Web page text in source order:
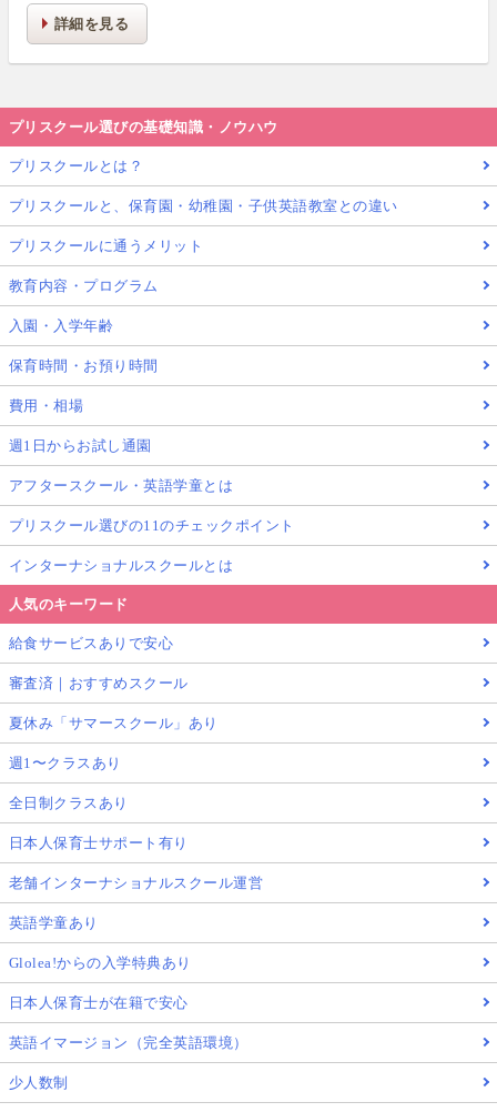
詳細を見る
プリスクール選びの基礎知識・ノウハウ
プリスクールとは？
プリスクールと、保育園・幼稚園・子供英語教室との違い
プリスクールに通うメリット
教育内容・プログラム
入園・入学年齢
保育時間・お預り時間
費用・相場
週1日からお試し通園
アフタースクール・英語学童とは
プリスクール選びの11のチェックポイント
インターナショナルスクールとは
人気のキーワード
給食サービスありで安心
審査済｜おすすめスクール
夏休み「サマースクール」あり
週1〜クラスあり
全日制クラスあり
日本人保育士サポート有り
老舗インターナショナルスクール運営
英語学童あり
Glolea!からの入学特典あり
日本人保育士が在籍で安心
英語イマージョン（完全英語環境）
少人数制